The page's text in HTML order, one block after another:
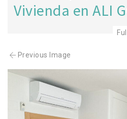
Vivienda en ALI
Previous Image